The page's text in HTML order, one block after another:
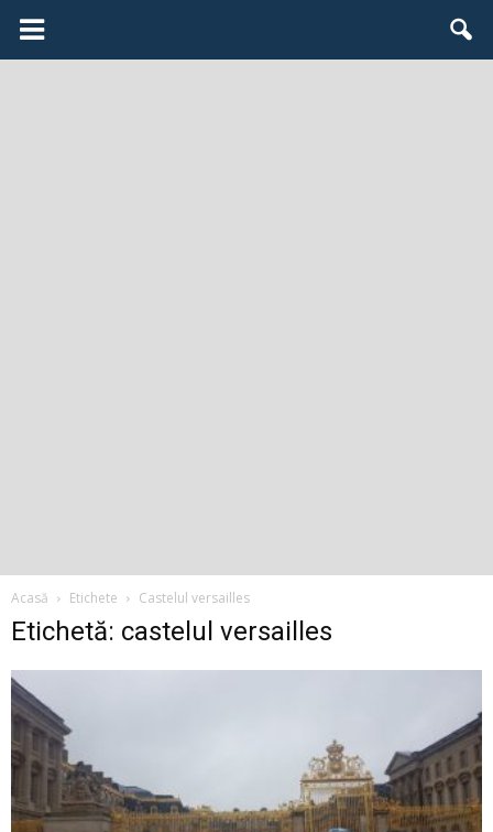
Acasă Etichete Castelul versailles
Etichetă: castelul versailles